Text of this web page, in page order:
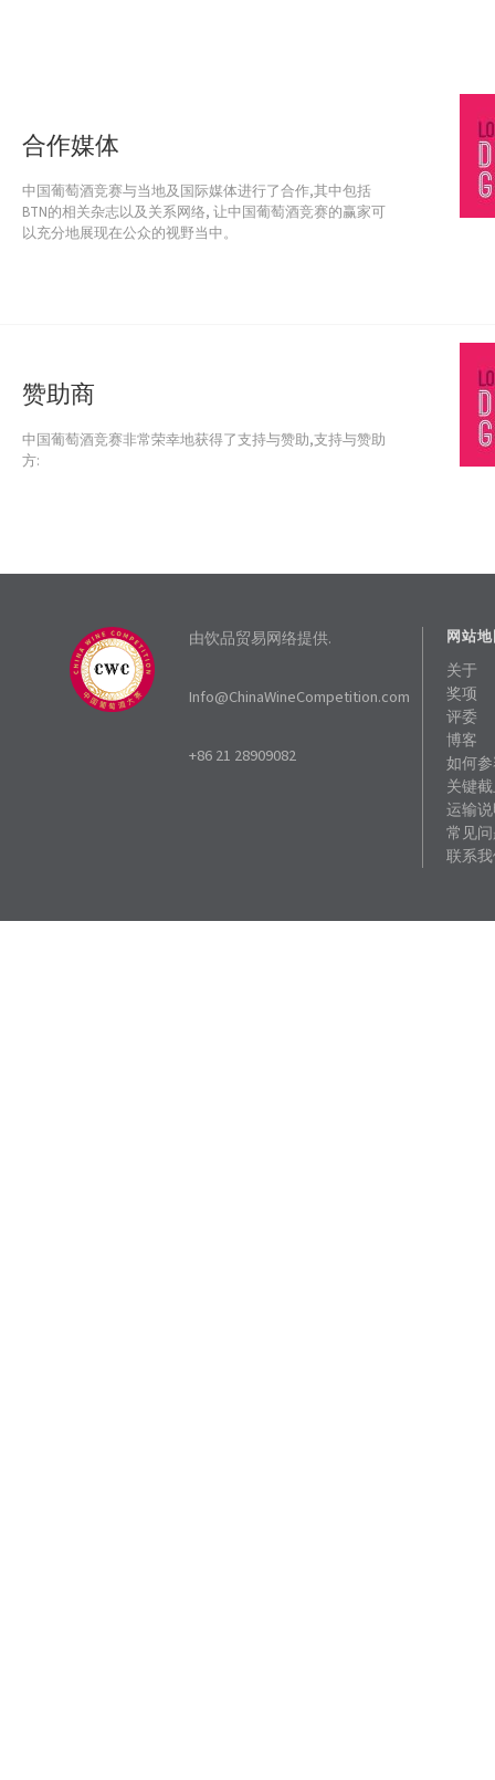
合作媒体
中国葡萄酒竞赛与当地及国际媒体进行了合作,其中包括
BTN的相关杂志以及关系网络, 让中国葡萄酒竞赛的赢家可
以充分地展现在公众的视野当中。
赞助商
中国葡萄酒竞赛非常荣幸地获得了支持与赞助,支持与赞助
方:
由饮品贸易网络提供.
Info@ChinaWineCompetition.com
+86 21 28909082
网站
关于
奖项
评委
博客
如何
关键
运输
常见
联系